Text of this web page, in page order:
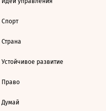
Спорт
Страна
Устойчивое развитие
Право
Думай